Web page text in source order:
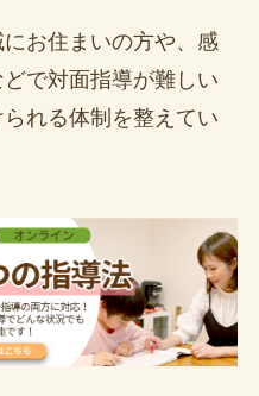
お住まいの方や、感
で対面指導が難しい
れる体制を整えてい